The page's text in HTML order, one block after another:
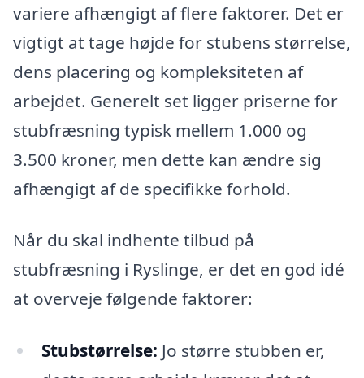
variere afhængigt af flere faktorer. Det er
vigtigt at tage højde for stubens størrelse,
dens placering og kompleksiteten af
arbejdet. Generelt set ligger priserne for
stubfræsning typisk mellem 1.000 og
3.500 kroner, men dette kan ændre sig
afhængigt af de specifikke forhold.
Når du skal indhente tilbud på
stubfræsning i Ryslinge, er det en god idé
at overveje følgende faktorer:
Stubstørrelse: Jo større stubben er,